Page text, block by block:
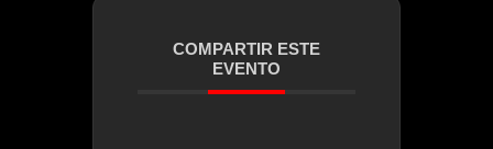
COMPARTIR ESTE
EVENTO